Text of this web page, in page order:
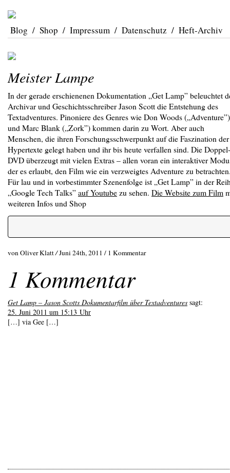
Blog / Shop / Impressum / Datenschutz / Heft-Archiv
Meister Lampe
In der gerade erschienenen Dokumentation „Get Lamp” beleuchtet
Archivar und Geschichtsschreiber Jason Scott die Entstehung des
Textadventures. Pinoniere des Genres wie Don Woods („Adventure”)
und Marc Blank („Zork”) kommen darin zu Wort. Aber auch
Menschen, die ihren Forschungsschwerpunkt auf die Faszination der
Hypertexte gelegt haben und ihr bis heute verfallen sind. Die Doppel-
DVD überzeugt mit vielen Extras – allen voran ein interaktiver
der es erlaubt, den Film wie ein verzweigtes Adventure zu
Für lau und in vorbestimmter Szenenfolge ist „Get Lamp” in der
„Google Tech Talks”auf Youtubezu sehen. Die Website zum Film
weiteren Infos und Shop
von Oliver Klatt/Juni 24th, 2011 / 1 Kommentar
1 Kommentar
Get Lamp – Jason Scotts Dokumentarfilm über Textadventures sagt:
25. Juni 2011 um 15:13 Uhr
[…] via Gee […]